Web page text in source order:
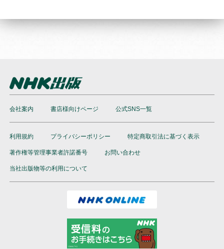
会社案内 書店様向けページ 公式SNS一覧
利用規約 プライバシーポリシー 特定商取引法に基づく表示
著作権等管理事業者許諾番号 お問い合わせ
当社出版物等の利用について